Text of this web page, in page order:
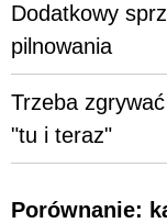
Dodatkowy
pilnowania
Trzeba
"tu i teraz"
Porównanie: